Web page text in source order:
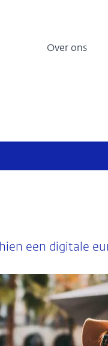
Over ons
een digitale